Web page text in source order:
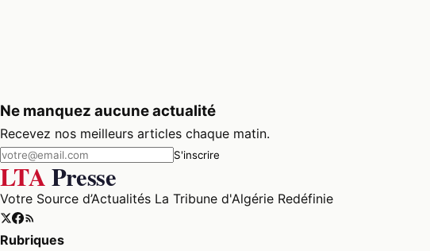
Ne manquez aucune actualité
Recevez nos meilleurs articles chaque matin.
S'inscrire
LTAPresse
Votre Source d’Actualités La Tribune d'Algérie Redéfinie
Rubriques